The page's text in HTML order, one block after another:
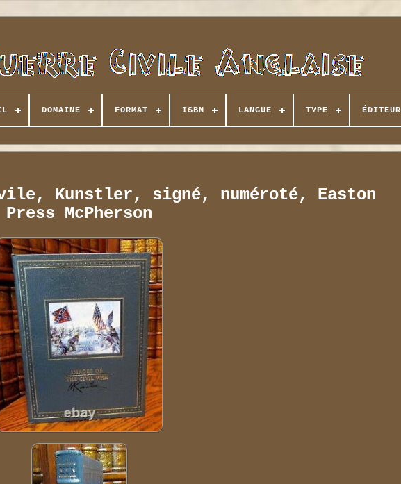
DOMAINE FORMAT ISBN LANGUE TYPE ÉDITEUR
Kunstler, signé, numéroté, Easton
Press McPherson